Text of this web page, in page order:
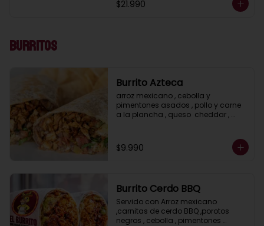
(crema ácida), porotos negros,
$21.990
Burritos
Burrito Azteca
arroz mexicano , cebolla y
pimentones asados , pollo y carne
a la plancha , queso  cheddar ,
$9.990
Burrito Cerdo BBQ
Servido con Arroz mexicano
,carnitas de cerdo BBQ ,porotos
negros , cebolla , pimentones